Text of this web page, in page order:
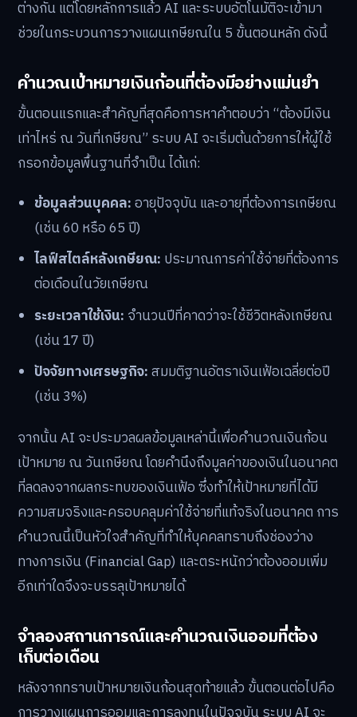
ต่างกัน แต่โดยหลักการแล้ว AI และระบบอัตโนมัติจะเข้ามา
ช่วยในกระบวนการวางแผนเกษียณใน 5 ขั้นตอนหลัก ดังนี้
คำนวณเป้าหมายเงินก้อนที่ต้องมีอย่างแม่นยำ
ขั้นตอนแรกและสำคัญที่สุดคือการหาคำตอบว่า “ต้องมีเงิน
เท่าไหร่ ณ วันที่เกษียณ” ระบบ AI จะเริ่มต้นด้วยการให้ผู้ใช้
กรอกข้อมูลพื้นฐานที่จำเป็น ได้แก่:
ข้อมูลส่วนบุคคล:อายุปัจจุบัน และอายุที่ต้องการเกษียณ
(เช่น 60 หรือ 65 ปี)
ไลฟ์สไตล์หลังเกษียณ: ประมาณการค่าใช้จ่ายที่ต้องการ
ต่อเดือนในวัยเกษียณ
ระยะเวลาใช้เงิน: จำนวนปีที่คาดว่าจะใช้ชีวิตหลังเกษียณ
(เช่น 17 ปี)
ปัจจัยทางเศรษฐกิจ:สมมติฐานอัตราเงินเฟ้อเฉลี่ยต่อปี
(เช่น 3%)
จากนั้น AI จะประมวลผลข้อมูลเหล่านี้เพื่อคำนวณเงินก้อน
เป้าหมาย ณ วันเกษียณ โดยคำนึงถึงมูลค่าของเงินในอนาคต
ที่ลดลงจากผลกระทบของเงินเฟ้อ ซึ่งทำให้เป้าหมายที่ได้มี
ความสมจริงและครอบคลุมค่าใช้จ่ายที่แท้จริงในอนาคต การ
คำนวณนี้เป็นหัวใจสำคัญที่ทำให้บุคคลทราบถึงช่องว่าง
ทางการเงิน (Financial Gap) และตระหนักว่าต้องออมเพิ่ม
อีกเท่าใดจึงจะบรรลุเป้าหมายได้
จำลองสถานการณ์และคำนวณเงินออมที่ต้อง
เก็บต่อเดือน
หลังจากทราบเป้าหมายเงินก้อนสุดท้ายแล้ว ขั้นตอนต่อไปคือ